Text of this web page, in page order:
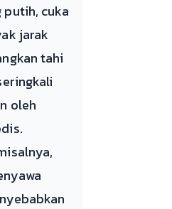
cuka
jarak
tahi
oleh